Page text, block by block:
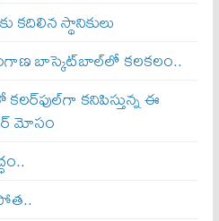
కదిలిన స్థానికులు
బాస్కెట్‌బాల్‌లో కలకలం..
కనిపిస్తున్న ఈ
మోసం